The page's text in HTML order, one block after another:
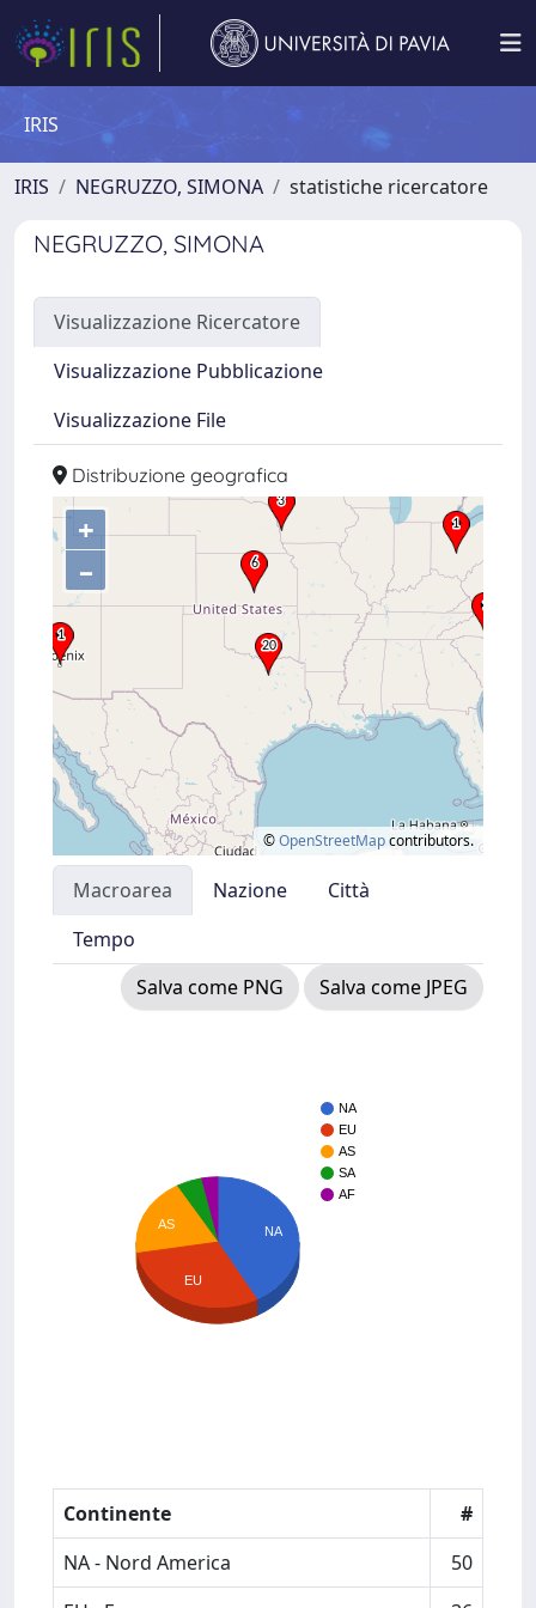
IRIS
IRIS NEGRUZZO, SIMONA statistiche ricercatore
NEGRUZZO, SIMONA
Visualizzazione Ricercatore
Visualizzazione Pubblicazione
Visualizzazione File
Distribuzione geografica
+
–
©OpenStreetMapcontributors.
Macroarea Nazione
Città
Tempo
Salva come PNG
Salva come JPEG
NA
EU
AS
SA
AF
NA
AS
EU
Continente
#
NA - Nord America
50